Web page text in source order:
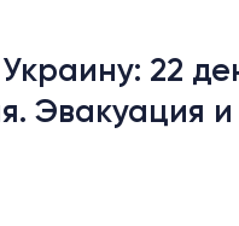
22
Эвакуация